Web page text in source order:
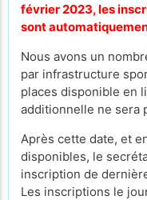
février 2023, les
sont
Nous avons un
par infrastructure
places disponible en
additionnelle ne sera
Après cette date, et
disponibles, le
inscription de
Les inscriptions le